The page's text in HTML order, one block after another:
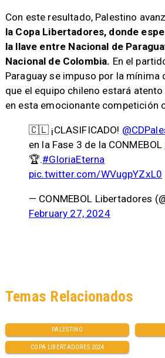
Con este resultado, Palestino
la Copa Libertadores, donde
la llave entre Nacional de
Nacional de Colombia. En el
Paraguay se impuso por la mínima
que el equipo chileno estará
en esta emocionante competición
🇨🇱 ¡CLASIFICADO!
en la Fase 3 de la CONMEBOL
🏆.#GloriaEterna
pic.twitter.com/WVugpYZxL0
— CONMEBOL Libertadores
February 27, 2024
PALESTINO
COPA LIBERTADORES 2024
Temas Relacionados